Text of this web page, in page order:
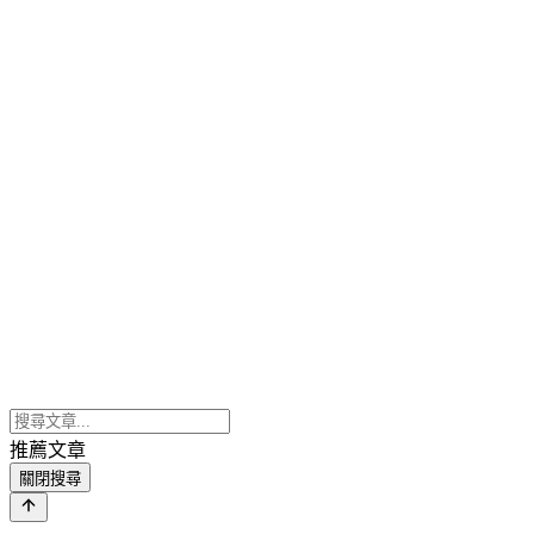
推薦文章
關閉搜尋